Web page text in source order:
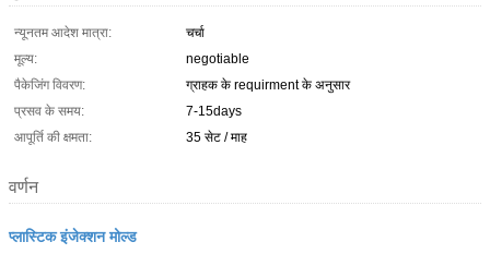
न्यूनतम आदेश मात्रा:
चर्चा
मूल्य:
negotiable
पैकेजिंग विवरण:
ग्राहक के requirment के अनुसार
प्रसव के समय:
7-15days
आपूर्ति की क्षमता:
35 सेट / माह
वर्णन
प्लास्टिक इंजेक्शन मोल्ड